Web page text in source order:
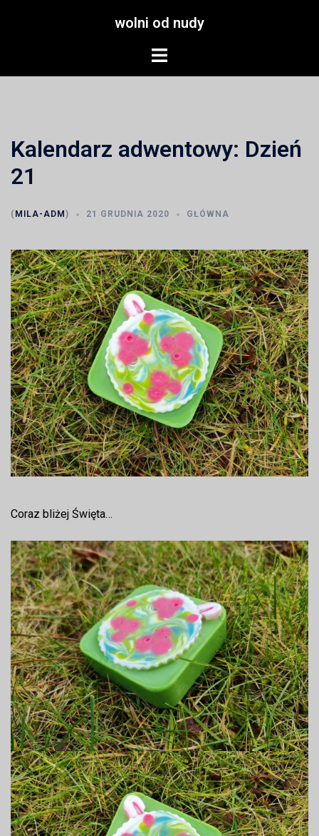
wolni od nudy
Menu
Kalendarz adwentowy: Dzień
21
( MILA-ADM ) 21 GRUDNIA 2020 GŁÓWNA
Coraz bliżej Święta…